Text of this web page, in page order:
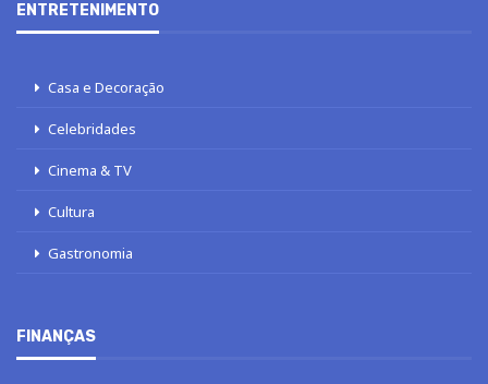
ENTRETENIMENTO
Casa e Decoração
Celebridades
Cinema & TV
Cultura
Gastronomia
FINANÇAS